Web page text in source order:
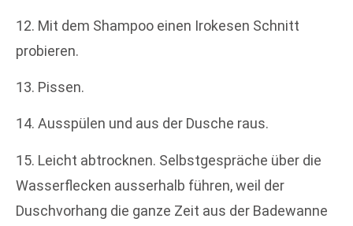
12. Mit dem Shampoo einen Irokesen Schnitt
probieren.
13. Pissen.
14. Ausspülen und aus der Dusche raus.
15. Leicht abtrocknen. Selbstgespräche über die
Wasserflecken ausserhalb führen, weil der
Duschvorhang die ganze Zeit aus der Badewanne